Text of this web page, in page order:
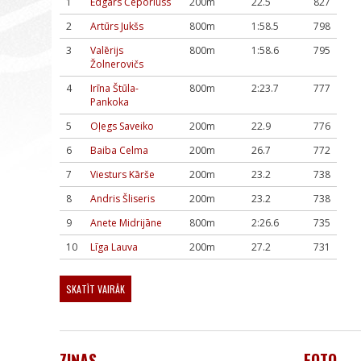
2
Artūrs Jukšs 800m 1:58.5
798
3
Valērijs
Žolnerovičs
800m 1:58.6 795
4
Irīna Štūla-
Pankoka
800m 2:23.7 777
5 Oļegs Saveiko 200m 22.9
776
6
Baiba Celma 200m 26.7
772
7
Viesturs Kārše 200m 23.2
738
8
Andris Šliseris 200m 23.2
738
9
Anete Midrijāne 800m 2:26.6
735
10
Līga Lauva 200m 27.2 731
SKATĪT VAIRĀK